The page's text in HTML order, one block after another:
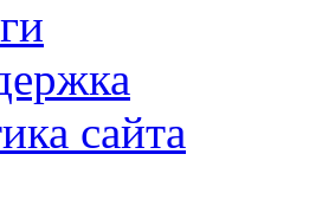
сайта